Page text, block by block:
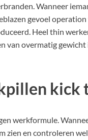
Wanneer
gevoel
Heel thin
van overmatig gewicht
kick
werkformule.
zien en controleren